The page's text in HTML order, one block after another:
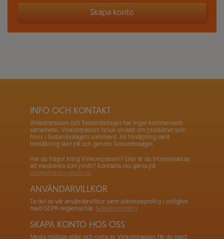
Skapa konto
INFO OCH KONTAKT
Vinkompassen och Systembolaget har inget kommersiellt
samarbete. Vinkompassen tipsar endast om produkter som
finns i Systembolagets sortiment. All försäljning samt
beställning sker på och genom Systembolaget.
Har du frågor kring Vinkompassen? Eller är du intresserad av
att medverka som profil? Kontakta oss gärna på
info@vinkompassen.se
ANVÄNDARVILLKOR
Ta del av vår användarvillkor samt sekretesspolicy i enlighet
med GDPR-reglerna här: Sekretesspolicy
SKAPA KONTO HOS OSS
Mesta möjliga gläje och nytta av Vinkompassen får du med